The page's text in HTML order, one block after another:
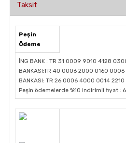
Taksit
Peşin
Ödeme
İNG BANK : TR 31 0009 9010 4128
BANKASI:TR 40 0006 2000 0160
BANKASI: TR 26 0006 4000 0014
Peşin ödemelerde %10 indirimli fiyat :